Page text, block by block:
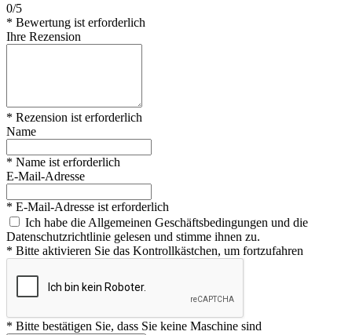
0/5
* Bewertung ist erforderlich
Ihre Rezension
* Rezension ist erforderlich
Name
* Name ist erforderlich
E-Mail-Adresse
* E-Mail-Adresse ist erforderlich
Ich habe die Allgemeinen Geschäftsbedingungen und die
Datenschutzrichtlinie gelesen und stimme ihnen zu.
* Bitte aktivieren Sie das Kontrollkästchen, um fortzufahren
* Bitte bestätigen Sie, dass Sie keine Maschine sind